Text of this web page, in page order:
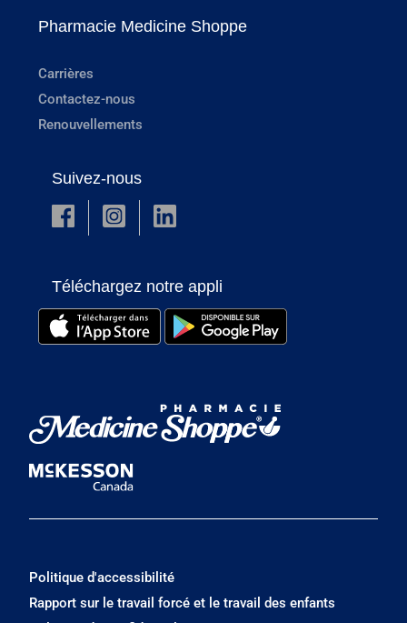
Pharmacie Medicine Shoppe
Carrières
Contactez-nous
Renouvellements
Suivez-nous
Téléchargez notre appli
Politique d'accessibilité
Rapport sur le travail forcé et le travail des enfants